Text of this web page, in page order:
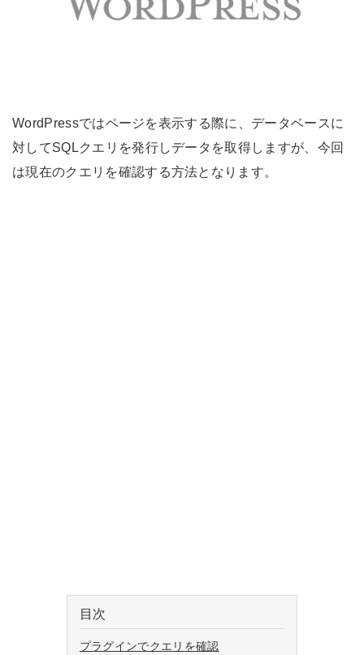
WordPressではページを表示する際に、データベースに
対してSQLクエリを発行しデータを取得しますが、今回
は現在のクエリを確認する方法となります。
目次
プラグインでクエリを確認